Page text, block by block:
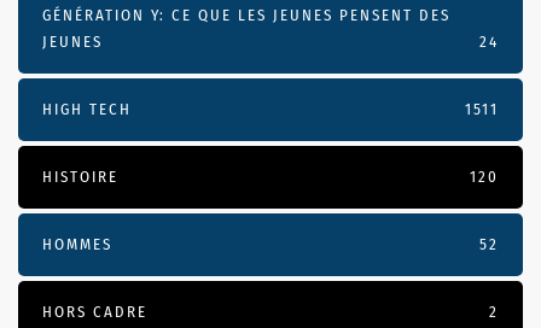
GÉNÉRATION Y: CE QUE LES JEUNES PENSENT DES
JEUNES
24
HIGH TECH 1511
HISTOIRE 120
HOMMES 52
HORS CADRE 2